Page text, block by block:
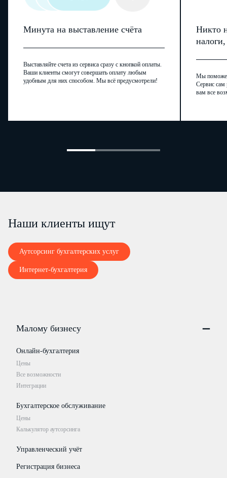
Минута на выставление счёта
Выставляйте счета из сервиса сразу с кнопкой оплаты.
Ваши клиенты смогут совершать оплату любым
удобным для них способом. Мы всё предусмотрели!
Никто
Мы
Сервис сам
вам все
Наши клиенты ищут
Аутсорсинг бухгалтерских услуг
Интернет-бухгалтерия
Малому бизнесу
Онлайн-бухгалтерия
Цены
Все возможности
Интеграции
Бухгалтерское обслуживание
Цены
Калькулятор аутсорсинга
Управленческий учёт
Регистрация бизнеса